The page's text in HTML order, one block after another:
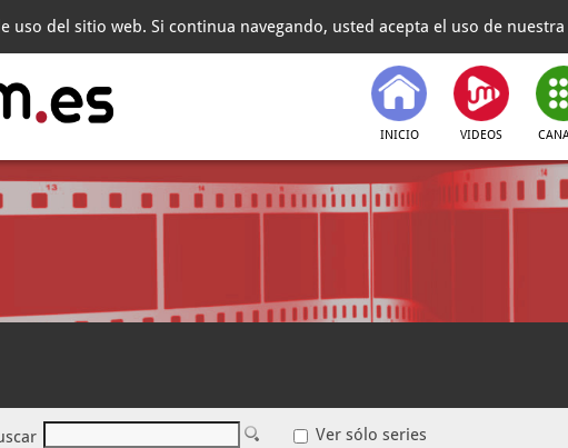
uso del sitio web. Si continua navegando, usted acepta el uso de
INICIO VIDEOS
Ver sólo series